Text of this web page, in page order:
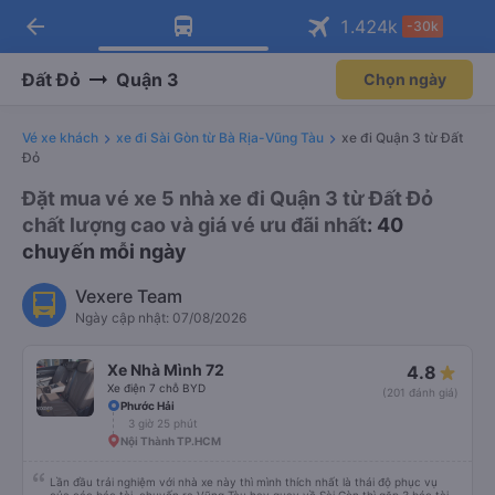
Tải app Vexere ngay!
Nhận ưu đãi thành viên độc
Mở app
Tải app Vexere
-30k/ghế khi đặt vé máy bay qua
Mở app
arrow_back 1.424k -30k
Đất Đỏ Quận 3 Chọn ngày
Vé xe khách xe đi Sài Gòn từ Bà Rịa-Vũng Tàu
xe đi Quận 3 từ Đất
Đỏ
Đặt mua vé xe 5 nhà xe đi Quận 3 từ Đất Đỏ
chất lượng cao và giá vé ưu đãi nhất: 40
chuyến mỗi ngày
Vexere Team
Ngày cập nhật: 07/08/2026
Xe Nhà Mình 72
Xe điện 7 chỗ BYD
4.8
(201 đánh giá)
Phước Hải
3 giờ 25 phút
Nội Thành TP.HCM
Lần đầu trải nghiệm với nhà xe này thì mình thích nhất là thái độ phục vụ